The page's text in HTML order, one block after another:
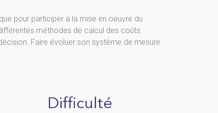
pour participer à la mise en oeuvre du
méthodes de calcul des coûts.
Faire évoluer son système de mesure
Difficulté